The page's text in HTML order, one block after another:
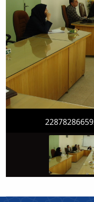
Deputy
Dean
Postgraduate
Studies